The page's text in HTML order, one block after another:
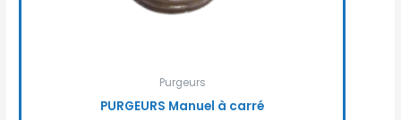
Purgeurs
PURGEURS Manuel à carré